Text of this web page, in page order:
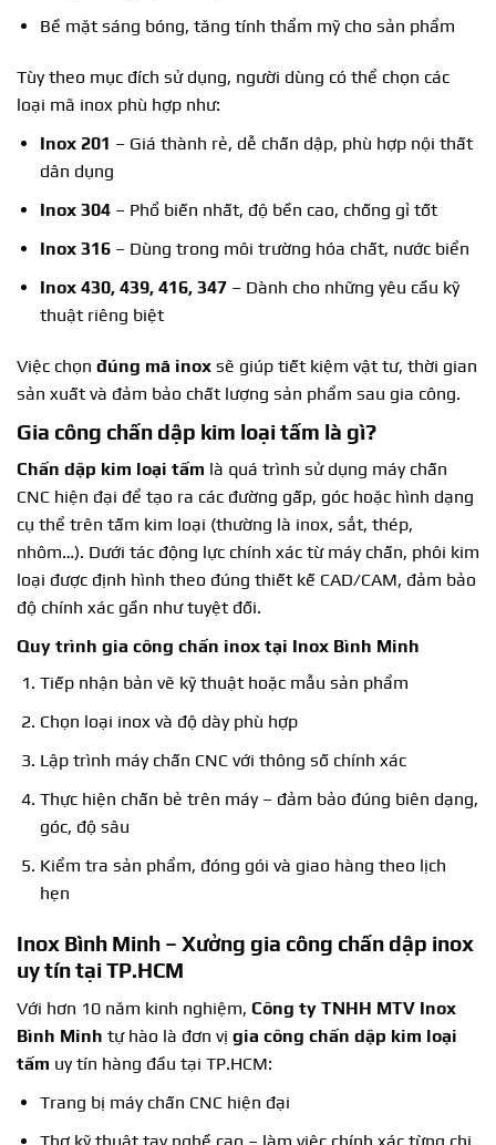
Bề mặt sáng bóng, tăng tính thẩm mỹ cho sản phẩm
Tùy theo mục đích sử dụng, người dùng có thể chọn các
loại mã inox phù hợp như:
Inox 201 – Giá thành rẻ, dễ chấn dập, phù hợp nội thất
dân dụng
Inox 304– Phổ biến nhất, độ bền cao, chống gỉ tốt
Inox 316– Dùng trong môi trường hóa chất, nước biển
Inox 430, 439, 416, 347– Dành cho những yêu cầu kỹ
thuật riêng biệt
Việc chọn đúng mã inox sẽ giúp tiết kiệm vật tư, thời gian
sản xuất và đảm bảo chất lượng sản phẩm sau gia công.
Gia công chấn dập kim loại tấm là gì?
Chấn dập kim loại tấm là quá trình sử dụng máy chấn
CNC hiện đại để tạo ra các đường gấp, góc hoặc hình dạng
cụ thể trên tấm kim loại (thường là inox, sắt, thép,
nhôm…). Dưới tác động lực chính xác từ máy chấn, phôi kim
loại được định hình theo đúng thiết kế CAD/CAM, đảm bảo
độ chính xác gần như tuyệt đối.
Quy trình gia công chấn inox tại Inox Bình Minh
Tiếp nhận bản vẽ kỹ thuật hoặc mẫu sản phẩm
Chọn loại inox và độ dày phù hợp
Lập trình máy chấn CNC với thông số chính xác
Thực hiện chấn bẻ trên máy – đảm bảo đúng biên dạng,
góc, độ sâu
Kiểm tra sản phẩm, đóng gói và giao hàng theo lịch
hẹn
Inox Bình Minh – Xưởng gia công chấn dập inox
uy tín tại TP.HCM
Với hơn 10 năm kinh nghiệm, Công ty TNHH MTV Inox
Bình Minh tự hào là đơn vị gia công chấn dập kim loại
tấm uy tín hàng đầu tại TP.HCM:
Trang bị máy chấn CNC hiện đại